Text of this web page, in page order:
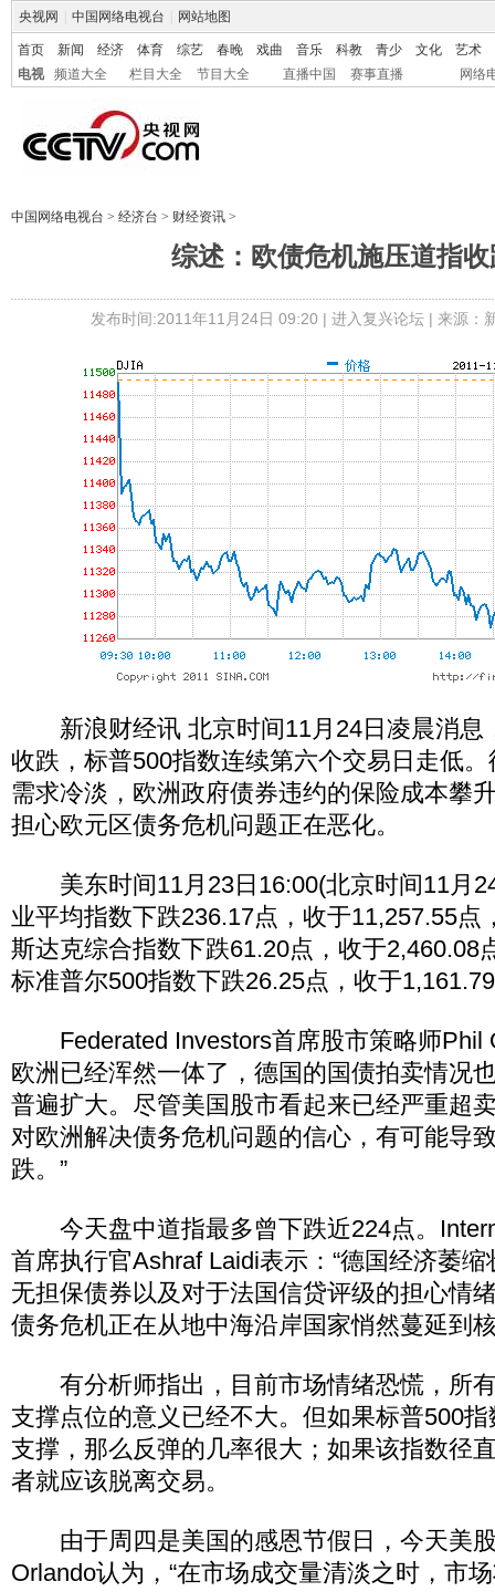
央视网 中国网络电视台 网站地图
首页 新闻 经济 体育 综艺 春晚 戏曲 音乐 科教 青少 文化
艺术
电视
频道大全 栏目大全 节目大全 直播中国 赛事直播 网络
中国网络电视台 > 经济台 > 财经资讯 >
综述：欧债危机施压道指
发布时间:2011年11月24日 09:20 | 进入复兴论坛| 来源：
新浪财经讯 北京时间11月24日凌晨消息
收跌，标普500指数连续第六个交易日走低
需求冷淡，欧洲政府债券违约的保险成本攀
担心欧元区债务危机问题正在恶化。
美东时间11月23日16:00(北京时间11月
业平均指数下跌236.17点，收于11,257.55点
斯达克综合指数下跌61.20点，收于2,460.08
标准普尔500指数下跌26.25点，收于
Federated Investors首席股市策略师Phil
欧洲已经浑然一体了，德国的国债拍卖情况
普遍扩大。尽管美国股市看起来已经严重超
对欧洲解决债务危机问题的信心，有可能导
跌。”
今天盘中道指最多曾下跌近224点。
首席执行官Ashraf Laidi表示：“德国经济萎
无担保债券以及对于法国信贷评级的担心情
债务危机正在从地中海沿岸国家悄然蔓延到
有分析师指出，目前市场情绪恐慌，所
支撑点位的意义已经不大。但如果标普500
支撑，那么反弹的几率很大；如果该指数径
者就应该脱离交易。
由于周四是美国的感恩节假日，今天美
Orlando认为，“在市场成交量清淡之时，市